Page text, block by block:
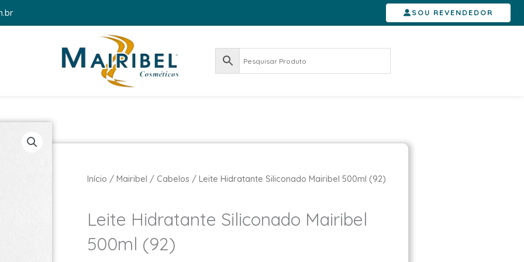
SOU REVENDEDOR
Início / Mairibel / Cabelos / Leite Hidratante Siliconado Mairibel 500ml (92)
Leite Hidratante Siliconado Mairibel
500ml (92)